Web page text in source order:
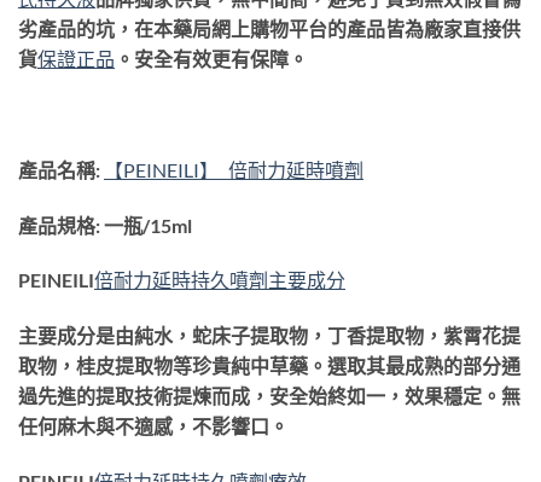
劣產品的坑，在本藥局網上購物平台的產品皆為廠家直接供
貨保證正品 。安全有效更有保障。
產品名稱: 【PEINEILI】 倍耐力延時噴劑
產品規格: 一瓶/15ml
PEINEILI倍耐力延時持久噴劑主要成分
主要成分是由純水，蛇床子提取物，丁香提取物，紫霄花提
取物，桂皮提取物等珍貴純中草藥。選取其最成熟的部分通
過先進的提取技術提煉而成，安全始終如一，效果穩定。無
任何麻木與不適感，不影響口。